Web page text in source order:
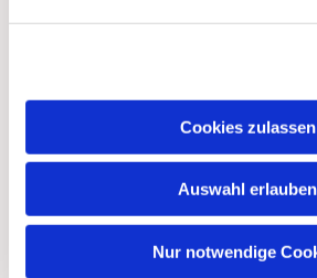
Cookies zulassen
Auswahl erlauben
Nur notwendige
Dies könnte